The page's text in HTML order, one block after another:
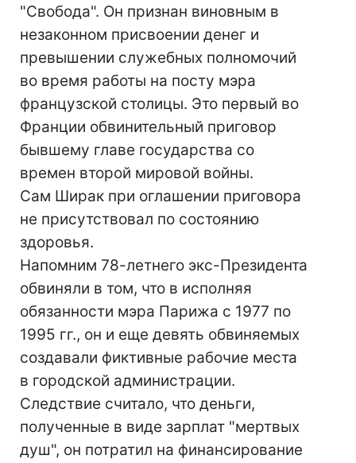
"Свобода". Он признан виновным в
незаконном присвоении денег и
превышении служебных полномочий
во время работы на посту мэра
французской столицы. Это первый во
Франции обвинительный приговор
бывшему главе государства со
времен второй мировой войны.
Сам Ширак при оглашении приговора
не присутствовал по состоянию
здоровья.
Напомним 78-летнего экс-Президента
обвиняли в том, что в исполняя
обязанности мэра Парижа с 1977 по
1995 гг., он и еще девять обвиняемых
создавали фиктивные рабочие места
в городской администрации.
Следствие считало, что деньги,
полученные в виде зарплат "мертвых
душ", он потратил на финансирование